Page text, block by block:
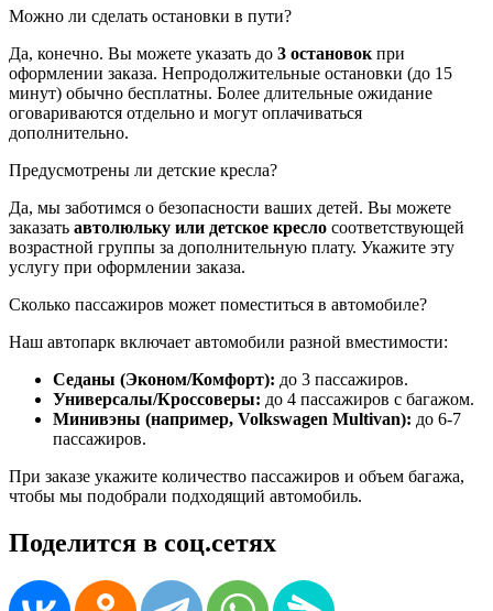
Можно ли сделать остановки в пути?
Да, конечно. Вы можете указать до 3 остановок при
оформлении заказа. Непродолжительные остановки (до 15
минут) обычно бесплатны. Более длительные ожидание
оговариваются отдельно и могут оплачиваться
дополнительно.
Предусмотрены ли детские кресла?
Да, мы заботимся о безопасности ваших детей. Вы можете
заказать автолюльку или детское кресло соответствующей
возрастной группы за дополнительную плату. Укажите эту
услугу при оформлении заказа.
Сколько пассажиров может поместиться в автомобиле?
Наш автопарк включает автомобили разной вместимости:
Седаны (Эконом/Комфорт): до 3 пассажиров.
Универсалы/Кроссоверы: до 4 пассажиров с багажом.
Минивэны (например, Volkswagen Multivan): до 6-7
пассажиров.
При заказе укажите количество пассажиров и объем багажа,
чтобы мы подобрали подходящий автомобиль.
Поделится в соц.сетях